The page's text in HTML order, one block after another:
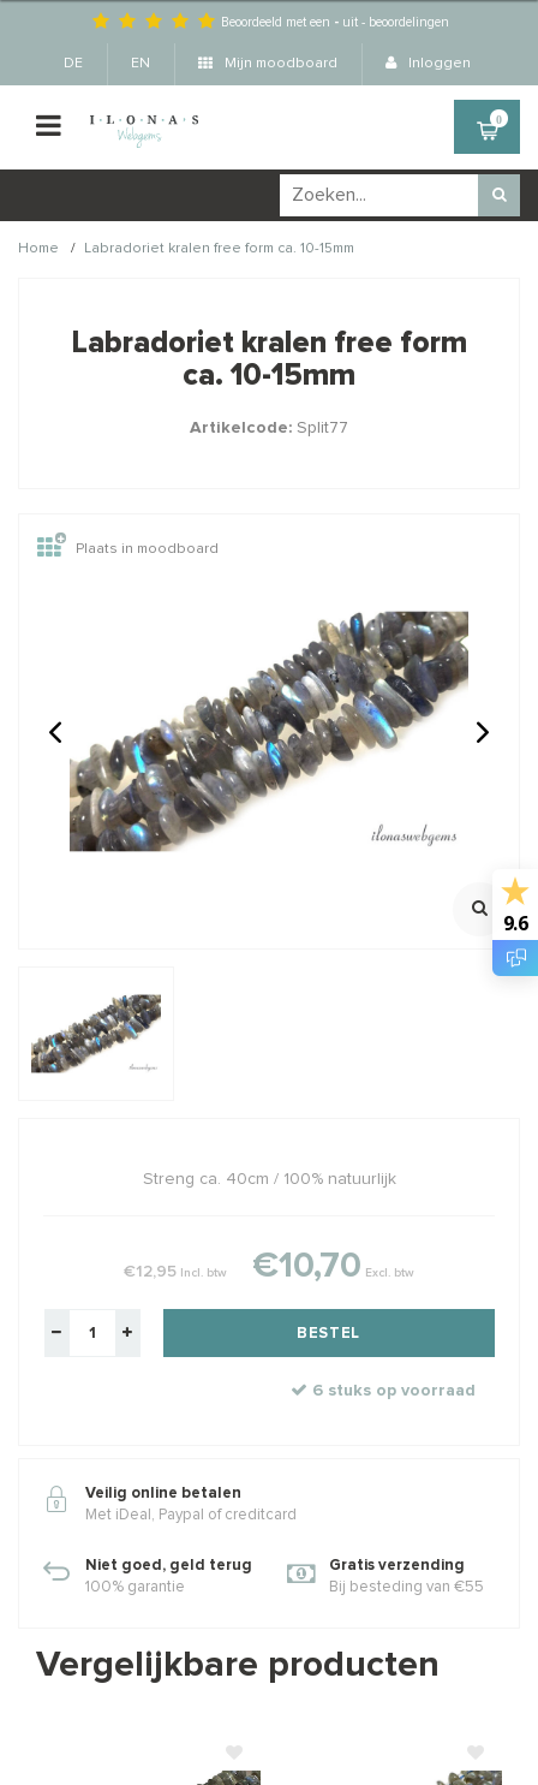
Beoordeeld met een - uit -beoordelingen
DE EN Mijn moodboard Inloggen
0
Home / Labradoriet kralen free form ca. 10-15mm
producten ook interessant
100% Natuurlijk
Streng ca. 39cm
€4,95 Incl. btw
€4,09 Excl. btw
Rozenkwarts kralen
rond ca. 3mm
100% natuurlijk
Streng ca. 389cm
Excl. btw
Labradoriet kralen free form
ca. 10-15mm
Artikelcode: Split77
Plaats in moodboard
Streng ca. 40cm / 100% natuurlijk
€12,95 Incl. btw €10,70 Excl. btw
BESTEL
6 stuks op voorraad
Veilig online betalen
Met iDeal, Paypal of creditcard
Niet goed, geld terug
100% garantie
Gratis verzending
Bij besteding van €55
Vergelijkbare producten
9.6